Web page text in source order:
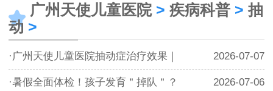
广州天使儿童医院> 疾病科普 > 抽
动 >
·广州天使儿童医院抽动症治疗效果｜ 2026-07-07
·暑假全面体检！孩子发育＂掉队＂？ 2026-07-06